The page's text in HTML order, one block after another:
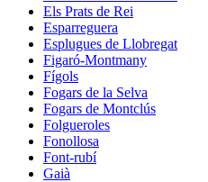
Els Prats de Rei
Esparreguera
Esplugues de Llobregat
Figaró-Montmany
Fígols
Fogars de la Selva
Fogars de Montclús
Folgueroles
Fonollosa
Font-rubí
Gaià